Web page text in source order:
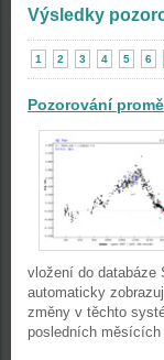
Výsledky
1 2 3 4 5 6
Pozorování
vložení do databáze
automaticky
změny v těchto
posledních měsících